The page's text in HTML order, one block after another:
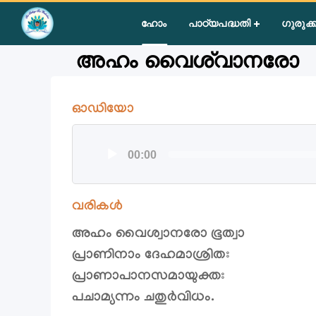
ഹോം പാഠ്യപദ്ധതി
Group II Year I»Bhagawad Gita - God
അഹം വൈശ്വാനരോ
ഓഡിയോ
ഓഡിയോ
00:00
വരികൾ
അഹം വൈശ്വാനരോ ഭൂത്വാ
പ്രാണിനാം ദേഹമാശ്രിതഃ
പ്രാണാപാനസമായുക്തഃ
പചാമ്യന്നം ചതുർവിധം.